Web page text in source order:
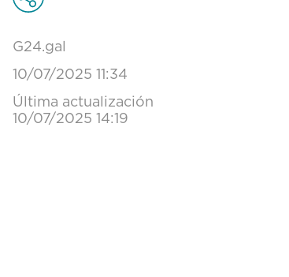
G24.gal
10/07/2025 11:34
Última actualización
10/07/2025 14:19